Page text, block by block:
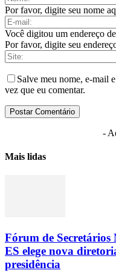
Por favor, digite seu nome
Você digitou um endereço
Por favor, digite seu
Salve meu nome, e-mail
vez que eu comentar.
-
Mais lidas
Fórum de
ES elege nova
presidência